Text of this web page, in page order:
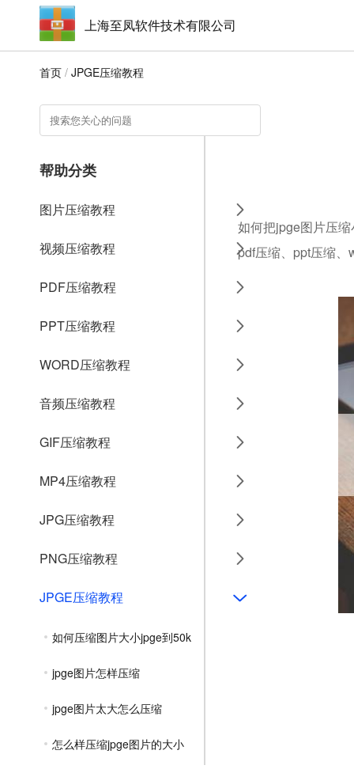
上海至凤软件技术有限公司
首页 / JPGE压缩教程
帮助分类
图片压缩教程
视频压缩教程
PDF压缩教程
PPT压缩教程
WORD压缩教程
音频压缩教程
GIF压缩教程
MP4压缩教程
JPG压缩教程
PNG压缩教程
JPGE压缩教程
如何压缩图片大小jpge到50k
jpge图片怎样压缩
jpge图片太大怎么压缩
怎么样压缩jpge图片的大小
如何把jpge图片压
pdf压缩、ppt压缩